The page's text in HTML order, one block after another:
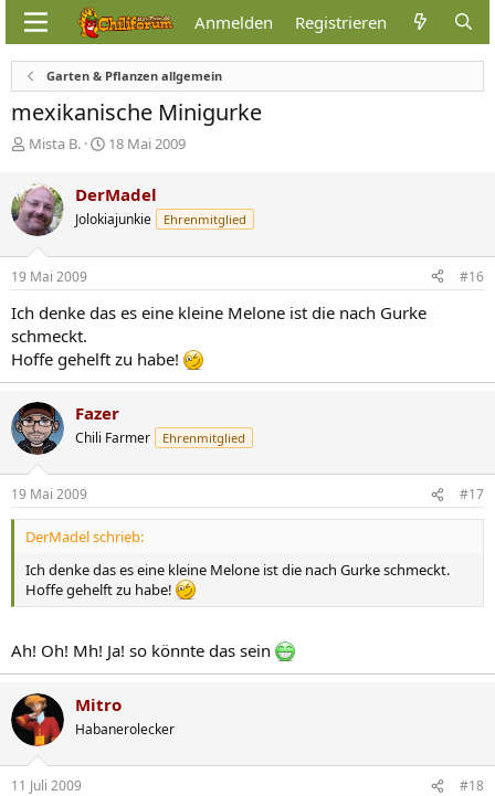
Anmelden Registrieren
Garten & Pflanzen allgemein
mexikanische Minigurke
E
s
t
e
l
l
e
Mista B.
E
t
e
l
m
18 Mai 2009
DerMadel
Jolokiajunkie Ehrenmitglied
19 Mai 2009 #16
Ich denke das es eine kleine Melone ist die nach Gurke
schmeckt.
Hoffe gehelft zu habe!
Fazer
Chili Farmer Ehrenmitglied
19 Mai 2009 #17
DerMadel schrieb:
Ich denke das es eine kleine Melone ist die nach Gurke schmeckt.
Hoffe gehelft zu habe!
Ah! Oh! Mh! Ja! so könnte das sein
Mitro
Habanerolecker
11 Juli 2009 #18